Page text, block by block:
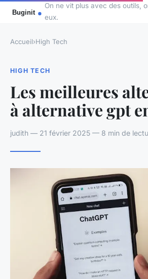
On ne vit plus avec des outils,
eux.
Accueil›High Tech
HIGH TECH
Les meilleures
à alternative gpt
judith — 21 février 2025 — 8 min de